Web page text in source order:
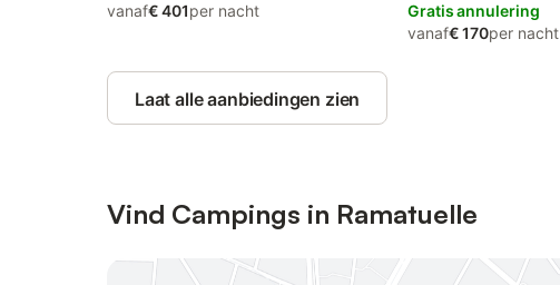
Zwembad
vanaf€ 401per nacht
Gratis annulering
vanaf€ 170per nacht
Laat alle aanbiedingen zien
Vind Campings in Ramatuelle